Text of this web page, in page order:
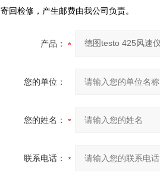
寄回检修，产生邮费由我公司负责。
产品：
您的单位：
您的姓名：
联系电话：